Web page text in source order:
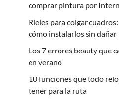
comprar pintura por
Rieles para colgar
cómo instalarlos sin dañar
Los 7 errores beauty que
en verano
10 funciones que todo
tener para la ruta